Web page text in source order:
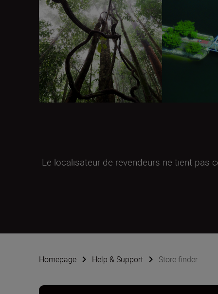
Le localisateur de revendeurs ne tient
Homepage Help & Support Store finder